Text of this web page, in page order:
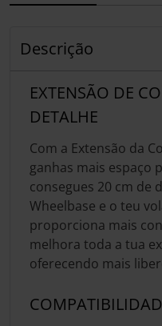
Descrição
EXTENSÃO DE
DETALHE
Com a Extensão da
ganhas mais espaço
consegues 20 cm de
Wheelbase e o teu
proporciona mais
melhora toda a tua
oferecendo mais